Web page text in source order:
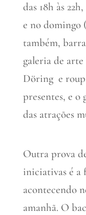
das 18h às
e no domingo
também,
galeria de
Döring e
presentes, e o
das atrações
Outra prova
iniciativas é a
acontecendo
amanhã. O